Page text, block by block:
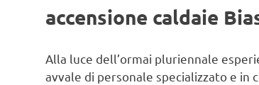
accensione caldaie
Alla luce dell’ormai pluriennale
avvale di personale specializzato e in